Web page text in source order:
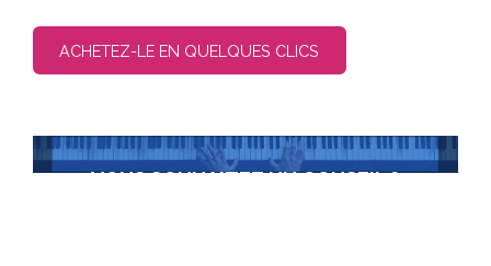
ACHETEZ-LE EN QUELQUES CLICS
VOUS SOUHAITEZ UN CONSEIL ?